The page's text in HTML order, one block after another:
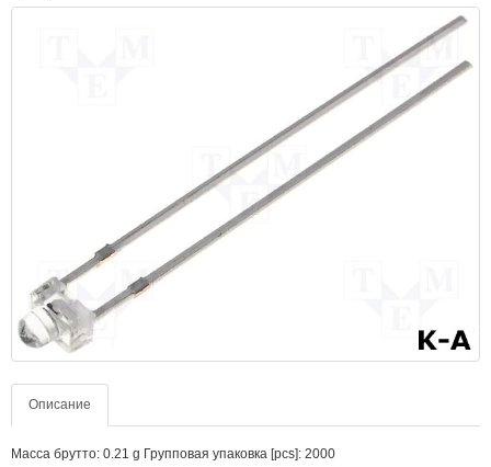
Описание
Масса брутто: 0.21 g Групповая упаковка [pcs]: 2000